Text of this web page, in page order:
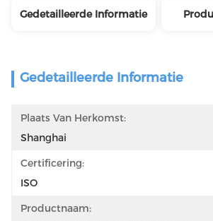
Gedetailleerde Informatie
Gedetailleerde Informatie
Plaats Van Herkomst:
Shanghai
Certificering:
ISO
Productnaam: